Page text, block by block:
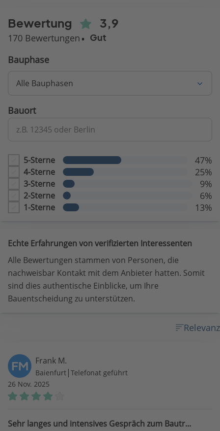
Bewertung 3,9
170 Bewertungen Gut
Bauphase
Alle Bauphasen
Bauort
z.B. 12345 oder Berlin
5-Sterne 47%
4-Sterne 25%
3-Sterne 9%
2-Sterne 6%
1-Sterne 13%
Echte Erfahrungen von verifizierten Interessenten
Alle Bewertungen stammen von Personen, die
nachweisbar Kontakt mit dem Anbieter hatten. Somit
sind dies authentische Einblicke, um Ihre
Bauentscheidung zu unterstützen.
Relevanz
FM Frank M.
Baienfurt | Telefonat geführt
26 Nov. 2025
Sehr langes und intensives Gespräch zum Bautr...